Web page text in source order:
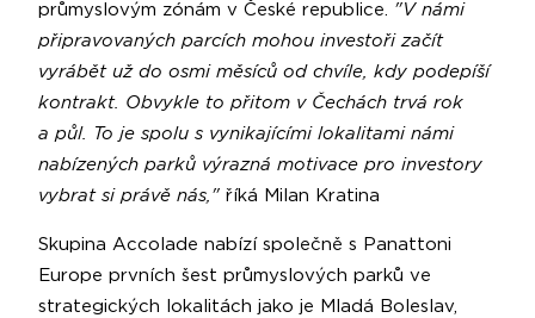
průmyslovým zónám v České republice. "V námi
připravovaných parcích mohou investoři začít
vyrábět už do osmi měsíců od chvíle, kdy podepíší
kontrakt. Obvykle to přitom v Čechách trvá rok
a půl. To je spolu s vynikajícími lokalitami námi
nabízených parků výrazná motivace pro investory
vybrat si právě nás," říká Milan Kratina
Skupina Accolade nabízí společně s Panattoni
Europe prvních šest průmyslových parků ve
strategických lokalitách jako je Mladá Boleslav,